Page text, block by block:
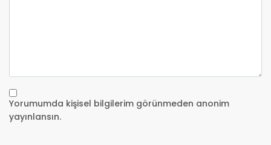
Yorumumda kişisel bilgilerim görünmeden anonim
yayınlansın.